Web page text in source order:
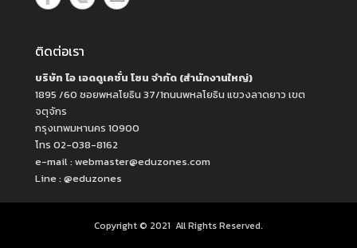
ติดต่อเรา
บริษัท ไอ เอดดูเคชั่น โซน จำกัด (สำนักงานใหญ่)
1895 /60 ซอยพหลโยธิน 37/1ถนนพหลโยธิน แขวงลาดยาว เขต
จตุจักร
กรุงเทพมหานคร 10900
โทร 02-038-8162
e-mail : webmaster@eduzones.com
Line : @eduzones
Copyright © 2021 All Rights Reserved.